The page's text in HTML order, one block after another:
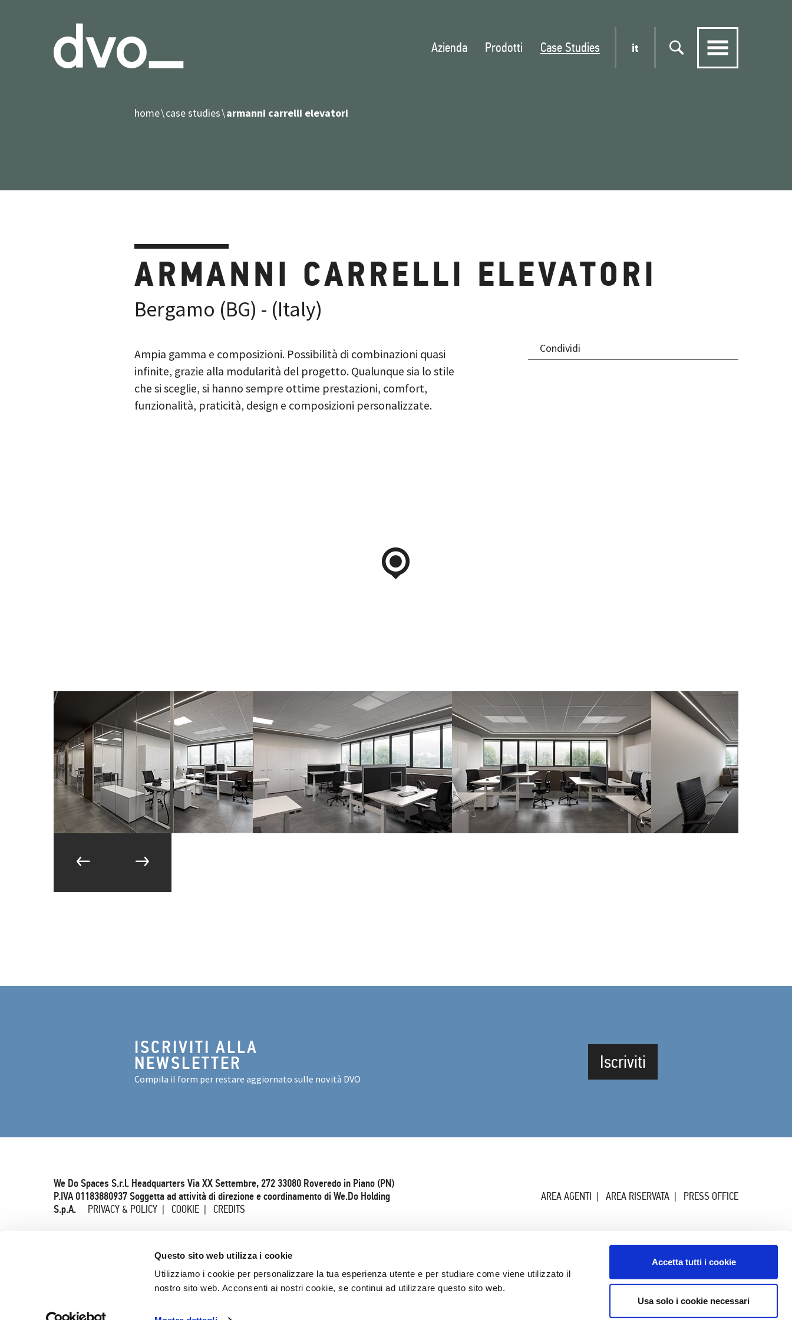
Questo sito web utilizza i cookie
Utilizziamo i cookie per personalizzare la tua esperienza utente e per studiare come viene utilizzato il
nostro sito web. Acconsenti ai nostri cookie, se continui ad utilizzare questo sito web.
Accetta tutti i cookie
Usa solo i cookie necessari
Azienda Prodotti Case Studies it
home case studies armanni carrelli elevatori
ARMANNI CARRELLI ELEVATORI
Bergamo (BG) - (Italy)
Ampia gamma e composizioni. Possibilità di combinazioni quasi
infinite, grazie alla modularità del progetto. Qualunque sia lo stile
che si sceglie, si hanno sempre ottime prestazioni, comfort,
funzionalità, praticità, design e composizioni personalizzate.
Condividi
ISCRIVITI ALLA
NEWSLETTER
Compila il form per restare aggiornato sulle novità DVO
Iscriviti
We Do Spaces S.r.l. Headquarters Via XX Settembre, 272 33080 Roveredo in Piano (PN)
P.IVA 01183880937 Soggetta ad attività di direzione e coordinamento di We.Do Holding
S.p.A.
PRIVACY & POLICY COOKIE CREDITS
AREA AGENTI AREA RISERVATA PRESS OFFICE